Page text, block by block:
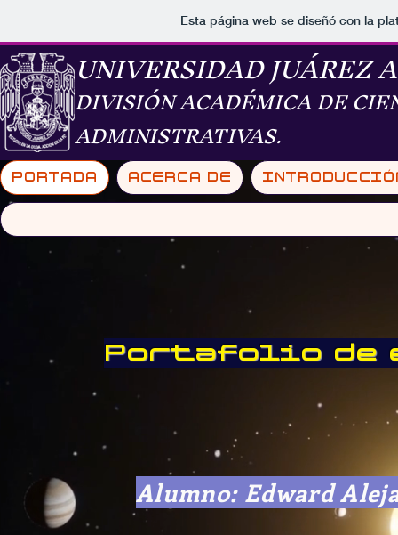
Esta página web se diseñó con la
UNIVERSIDAD JUÁREZ
DIVISIÓN ACADÉMICA DE
ADMINISTRATIVAS.
PORTADA ACERCA DE
Portafolio de
Alumno: Edward